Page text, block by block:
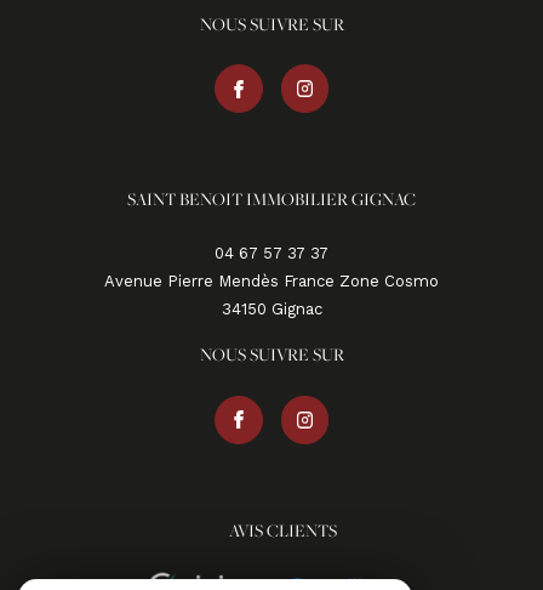
NOUS SUIVRE SUR
SAINT BENOIT IMMOBILIER GIGNAC
04 67 57 37 37
Avenue Pierre Mendès France Zone Cosmo
34150
gignac
NOUS SUIVRE SUR
AVIS CLIENTS